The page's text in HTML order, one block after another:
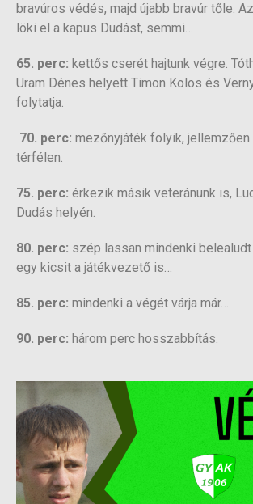
bravúros védés, majd újabb bravúr tőle.
löki el a kapus Dudást, semmi…
65. perc: kettős cserét hajtunk végre.
Uram Dénes helyett Timon Kolos és
folytatja.
70. perc: mezőnyjáték folyik, jellemzően
térfélen.
75. perc: érkezik másik veteránunk is,
Dudás helyén.
80. perc: szép lassan mindenki
egy kicsit a játékvezető is…
85. perc: mindenki a végét várja már…
90. perc: három perc hosszabbítás.